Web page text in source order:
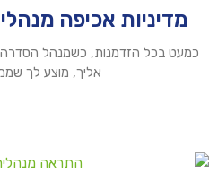
מדיניות אכיפה
כמעט בכל הזדמנות, כשמנהל
אליך, מוצע לך